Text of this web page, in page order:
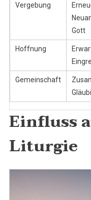
Vergebung
Gott
Hoffnung
Gemeinschaft
Einfluss
Liturgie